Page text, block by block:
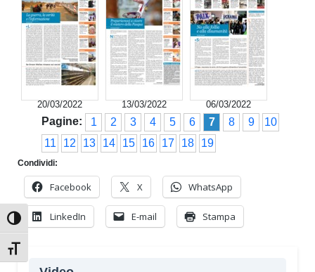
Attiva/disattiva alto contrasto
Attiva/disattiva dimensione testo
20/03/2022 13/03/2022 06/03/2022
Pagine: 1 2 3 4 5 6 7 8 9
10
11
12 13 14 15 16 17 18 19
Condividi:
Facebook X WhatsApp
LinkedIn E-mail Stampa